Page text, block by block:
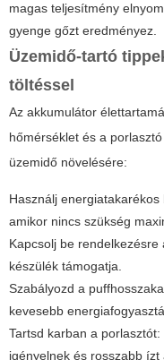
magas teljesítmény
gyenge gőzt eredményez.
Üzemidő-tartó
töltéssel
Az akkumulátor
hőmérséklet és a
üzemidő növelésére:
Használj
amikor nincs szükség
Kapcsolj be
készülék támogatja.
Szabályozd a
kevesebb
Tartsd karban a
igényelnek és rosszabb ízt